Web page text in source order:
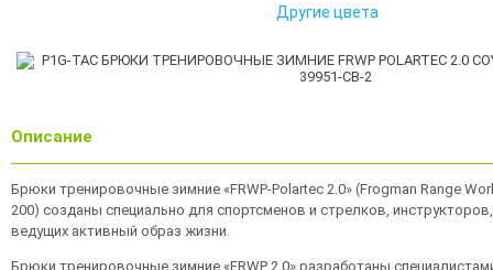
Другие цвета
Описание
Брюки тренировочные зимние «FRWP-Polartec 2.0» (Frogman Range
200) созданы специально для спортсменов и стрелков,
ведущих активный образ жизни.
Брюки тренировочные зимние «FRWP 2.0» разработаны